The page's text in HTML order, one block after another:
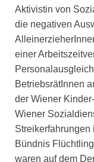
Aktivistin von
die negativen
einer
BetriebsrätInnen
der Wiener
Wiener
Streikerfahrungen
Bündnis
waren auf dem